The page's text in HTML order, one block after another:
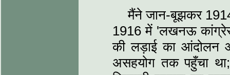
मैंने जान-बूझकर
1916 में 'लखनऊ
की लड़ाई का
असहयोग तक पहुँचा